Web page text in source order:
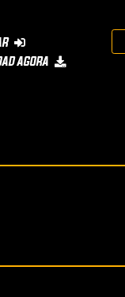
AGORA